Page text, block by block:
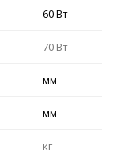
60 Вт
70 Вт
мм
мм
кг